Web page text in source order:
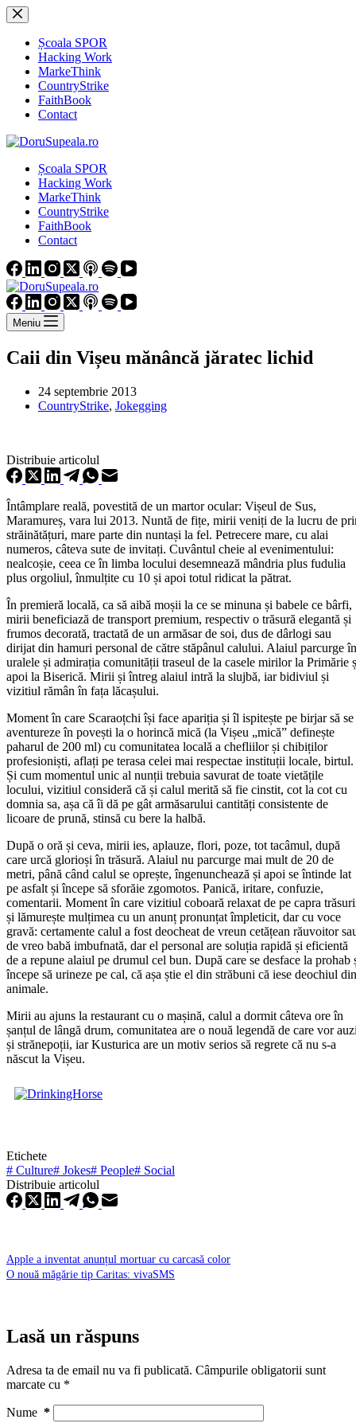
Sari
la
conținutȘcoala SPOR
Hacking Work
MarkeThink
CountryStrike
FaithBook
Contact
Școala SPOR
Hacking Work
MarkeThink
CountryStrike
FaithBook
Contact
Meniu
Caii din Vișeu mănâncă jăratec lichid
24 septembrie 2013
CountryStrike, Jokegging
Distribuie articolul
Întâmplare reală, povestită de un martor ocular: Vișeul de Sus,
Maramureș, vara lui 2013. Nuntă de fițe, mirii veniți de la lucru de
străinătățuri, mare parte din nuntași la fel. Petrecere mare, cu alai
numeros, câteva sute de invitați. Cuvântul cheie al evenimentului:
nealcoșie, ceea ce în limba locului desemnează mândria plus fudulia
plus orgoliul, înmulțite cu 10 și apoi totul ridicat la pătrat.
În premieră locală, ca să aibă moșii la ce se minuna și babele ce bârfi,
mirii beneficiază de transport premium, respectiv o trăsură elegantă și
frumos decorată, tractată de un armăsar de soi, dus de dârlogi sau
dirijat din hamuri personal de către stăpânul calului. Alaiul parcurge în
uralele și admirația comunității traseul de la casele mirilor la Primărie
apoi la Biserică. Mirii și întreg alaiul intră la slujbă, iar bidiviul și
vizitiul rămân în fața lăcașului.
Moment în care Scaraoțchi își face apariția și îl ispitește pe birjar să se
aventureze în povești la o horincă mică (la Vișeu „mică” definește
paharul de 200 ml) cu comunitatea locală a chefliilor și chibiților
profesioniști, aflați pe terasa celei mai respectae instituții locale, birtul.
Și cum momentul unic al nunții trebuia savurat de toate vietățile
locului, vizitiul consideră că și calul merită să fie cinstit, cot la cot cu
domnia sa, așa că îi dă pe gât armăsarului cantități consistente de
licoare de prună, stinsă cu bere la halbă.
După o oră și ceva, mirii ies, aplauze, flori, poze, tot tacâmul, după
care urcă glorioși în trăsură. Alaiul nu parcurge mai mult de 20 de
metri, până când calul se oprește, îngenunchează și apoi se întinde lat
pe asfalt și începe să sforăie zgomotos. Panică, iritare, confuzie,
comentarii. Moment în care vizitiul coboară relaxat de pe capra
și lămurește mulțimea cu un anunț pronunțat împleticit, dar cu voce
gravă: certamente calul a fost deocheat de vreun cetățean răuvoitor
de vreo babă imbufnată, dar el personal are soluția rapidă și eficientă
de a repune alaiul pe drumul cel bun. După care se desface la prohab
începe să urineze pe cal, că așa știe el din străbuni că iese deochiul din
animale.
Mirii au ajuns la restaurant cu o mașină, calul a dormit câteva ore în
șanțul de lângă drum, comunitatea are o nouă legendă de care vor
și strănepoții, iar Kusturica are un motiv serios să regrete că nu s-a
născut la Vișeu.
Etichete
# Culture# Jokes# People# Social
Distribuie articolul
Apple a inventat anunțul mortuar cu carcasă color
O nouă măgărie tip Caritas: vivaSMS
Lasă un răspuns
Adresa ta de email nu va fi publicată. Câmpurile obligatorii sunt
marcate cu *
Nume *